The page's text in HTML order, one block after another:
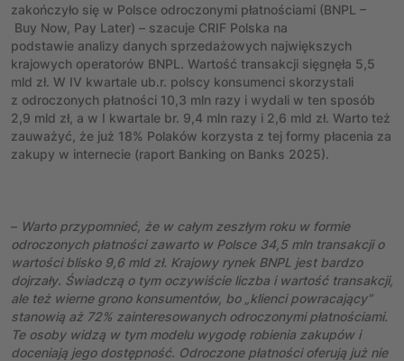
zakończyło się w Polsce odroczonymi płatnościami (BNPL –
Buy Now, Pay Later) – szacuje CRIF Polska na
podstawie analizy danych sprzedażowych największych
krajowych operatorów BNPL. Wartość transakcji sięgnęła 5,5
mld zł. W IV kwartale ub.r. polscy konsumenci skorzystali
z odroczonych płatności 10,3 mln razy i wydali w ten sposób
2,9 mld zł, a w I kwartale br. 9,4 mln razy i 2,6 mld zł. Warto też
zauważyć, że już 18% Polaków korzysta z tej formy płacenia za
zakupy w internecie (raport Banking on Banks 2025).
– Warto przypomnieć, że w całym zeszłym roku w formie
odroczonych płatności zawarto w Polsce 34,5 mln transakcji o
wartości blisko 9,6 mld zł. Krajowy rynek BNPL jest bardzo
dojrzały. Świadczą o tym oczywiście liczba i wartość transakcji,
ale też wierne grono konsumentów, bo „klienci powracający”
stanowią aż 72% zainteresowanych odroczonymi płatnościami.
Te osoby widzą w tym modelu wygodę robienia zakupów i
doceniają jego dostępność. Odroczone płatności oferują już nie